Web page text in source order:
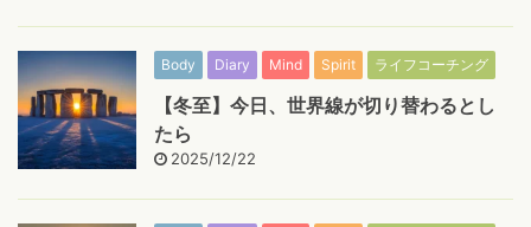
Body Diary Mind Spirit ライフコーチング
【冬至】今日、世界線が切り替わるとし
たら
2025/12/22